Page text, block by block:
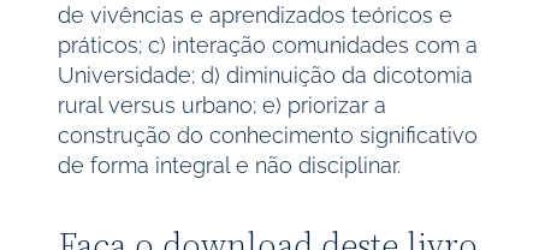
de vivências e aprendizados teóricos e
práticos; c) interação comunidades com a
Universidade; d) diminuição da dicotomia
rural versus urbano; e) priorizar a
construção do conhecimento significativo
de forma integral e não disciplinar.